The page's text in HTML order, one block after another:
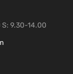
S: 9.30-14.00